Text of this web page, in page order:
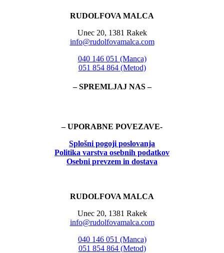
RUDOLFOVA MALCA
Unec 20, 1381 Rakek
info@rudolfovamalca.com
040 146 051 (Manca)
051 854 864 (Metod)
– SPREMLJAJ NAS –
– UPORABNE POVEZAVE-
Splošni pogoji poslovanja
Politika varstva osebnih podatkov
Osebni prevzem in dostava
RUDOLFOVA MALCA
Unec 20, 1381 Rakek
info@rudolfovamalca.com
040 146 051 (Manca)
051 854 864 (Metod)